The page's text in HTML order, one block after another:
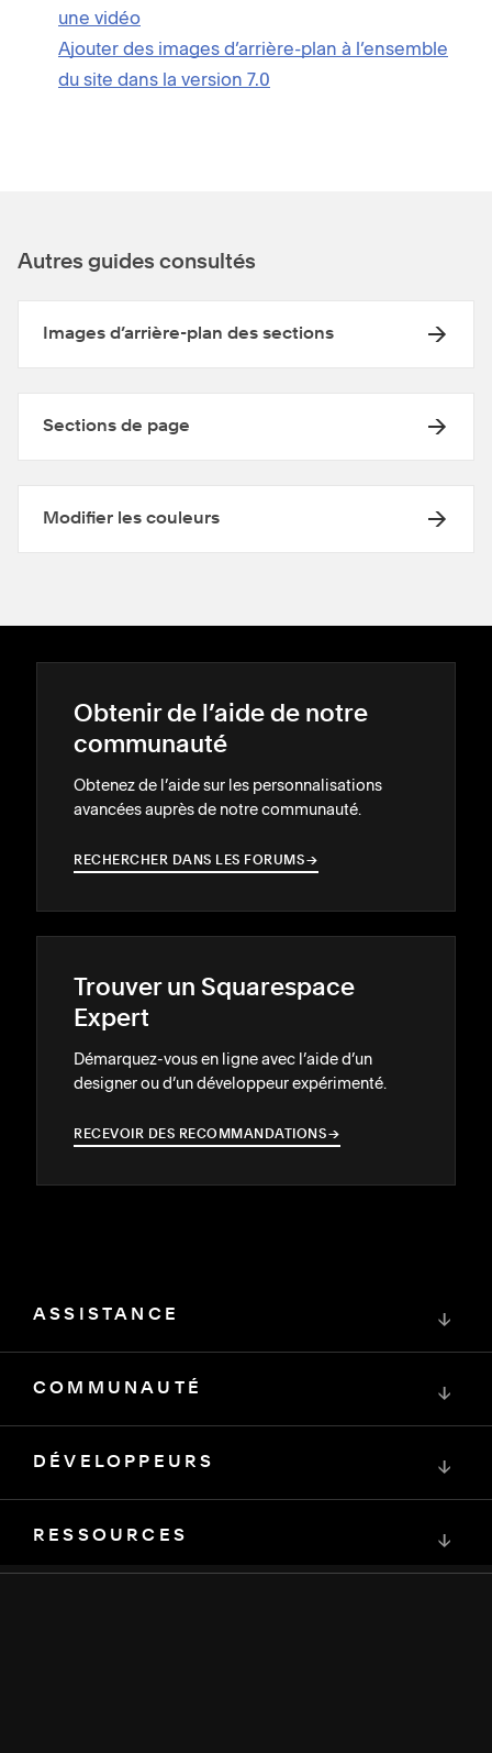
une vidéo
Ajouter des images d’arrière-plan à l’ensemble
du site dans la version 7.0
Autres guides consultés
Images d’arrière-plan des sections
Sections de page
Modifier les couleurs
Obtenir de l’aide de notre
communauté
Obtenez de l’aide sur les personnalisations
avancées auprès de notre communauté.
RECHERCHER DANS LES FORUMS→
→
Trouver un Squarespace
Expert
Démarquez-vous en ligne avec l’aide d’un
designer ou d’un développeur expérimenté.
RECEVOIR DES RECOMMANDATIONS→
→
ASSISTANCE ↓
COMMUNAUTÉ ↓
DÉVELOPPEURS ↓
RESSOURCES ↓